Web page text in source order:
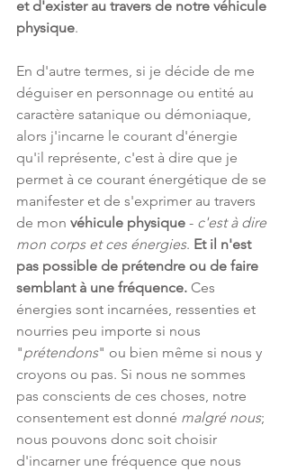
et d'exister au travers de notre véhicule
physique.
En d'autre termes, si je décide de me
déguiser en personnage ou entité au
caractère satanique ou démoniaque,
alors j'incarne le courant d'énergie
qu'il représente, c'est à dire que je
permet à ce courant énergétique de se
manifester et de s'exprimer au travers
de mon véhicule physique - c'est à dire
mon corps et ces énergies. Et il n'est
pas possible de prétendre ou de faire
semblant à une fréquence. Ces
énergies sont incarnées, ressenties et
nourries peu importe si nous
"prétendons" ou bien même si nous y
croyons ou pas. Si nous ne sommes
pas conscients de ces choses, notre
consentement est donné malgré nous;
nous pouvons donc soit choisir
d'incarner une fréquence que nous